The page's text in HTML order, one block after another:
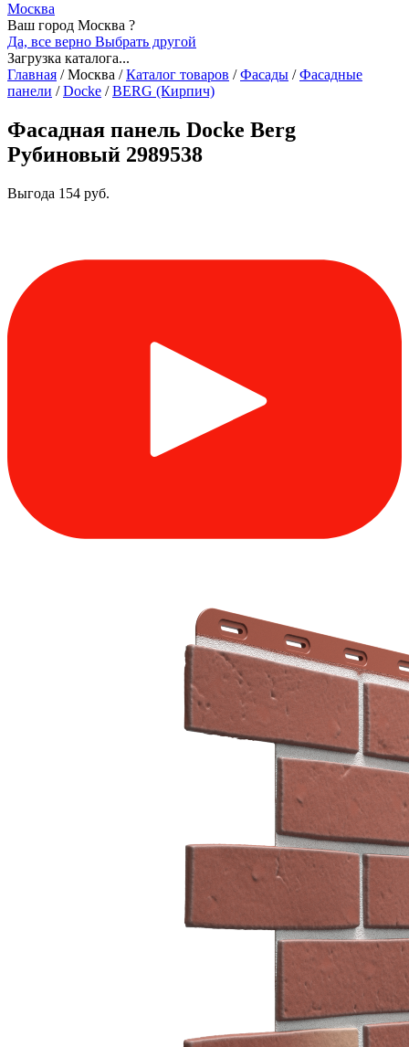
Москва
Ваш город Москва ?
Да, все верно Выбрать другой
Загрузка каталога...
Главная /Москва / Каталог товаров / Фасады / Фасадные
панели / Docke / BERG (Кирпич)
Фасадная панель Docke Berg
Рубиновый 2989538
Выгода 154 руб.